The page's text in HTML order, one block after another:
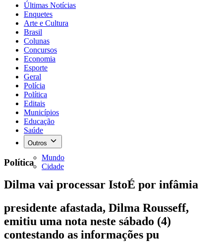
Últimas Notícias
Enquetes
Arte e Cultura
Brasil
Colunas
Concursos
Economia
Esporte
Geral
Polícia
Política
Editais
Municípios
Educação
Saúde
Outros
Mundo
Cidade
Política
Dilma vai processar IstoÉ por infâmia
presidente afastada, Dilma Rousseff,
emitiu uma nota neste sábado (4)
contestando as informações pu